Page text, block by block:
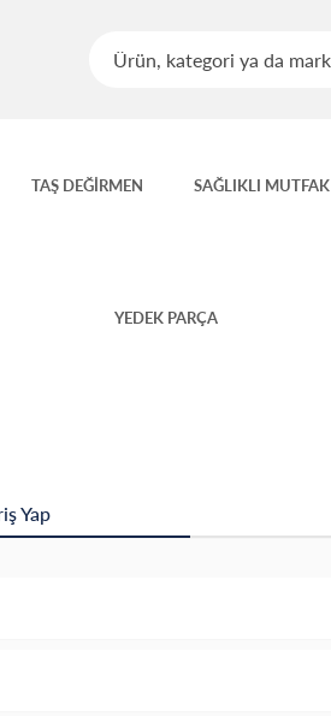
TAŞ DEĞİRMEN SAĞLIKLI MUTFAK
YEDEK PARÇA
Yap